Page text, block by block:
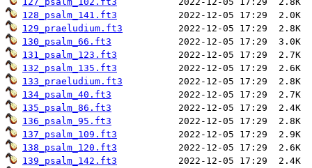
128_psalm_141.ft3
129_praeludium.ft3
130_psalm_66.ft3
131_psalm_123.ft3
132_psalm_135.ft3
133_praeludium.ft3
134_psalm_40.ft3
135_psalm_86.ft3
136_psalm_95.ft3
137_psalm_109.ft3
138_psalm_120.ft3
139_psalm_142.ft3